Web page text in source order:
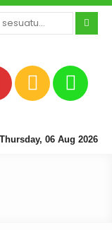
Thursday, 06 Aug 2026